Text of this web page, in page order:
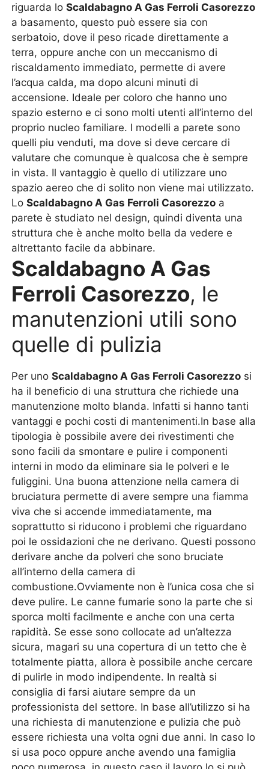
riguarda loScaldabagno A Gas Ferroli Casorezzo
a basamento, questo può essere sia con
serbatoio, dove il peso ricade direttamente a
terra, oppure anche con un meccanismo di
riscaldamento immediato, permette di avere
l’acqua calda, ma dopo alcuni minuti di
accensione. Ideale per coloro che hanno uno
spazio esterno e ci sono molti utenti all’interno del
proprio nucleo familiare. I modelli a parete sono
quelli piu venduti, ma dove si deve cercare di
valutare che comunque è qualcosa che è sempre
in vista. Il vantaggio è quello di utilizzare uno
spazio aereo che di solito non viene mai utilizzato.
LoScaldabagno A Gas Ferroli Casorezzo a
parete è studiato nel design, quindi diventa una
struttura che è anche molto bella da vedere e
altrettanto facile da abbinare.
Scaldabagno A Gas
Ferroli Casorezzo, le
manutenzioni utili sono
quelle di pulizia
Per unoScaldabagno A Gas Ferroli Casorezzo si
ha il beneficio di una struttura che richiede una
manutenzione molto blanda. Infatti si hanno tanti
vantaggi e pochi costi di mantenimenti.In base alla
tipologia è possibile avere dei rivestimenti che
sono facili da smontare e pulire i componenti
interni in modo da eliminare sia le polveri e le
fuliggini. Una buona attenzione nella camera di
bruciatura permette di avere sempre una fiamma
viva che si accende immediatamente, ma
soprattutto si riducono i problemi che riguardano
poi le ossidazioni che ne derivano. Questi possono
derivare anche da polveri che sono bruciate
all’interno della camera di
combustione.Ovviamente non è l’unica cosa che si
deve pulire. Le canne fumarie sono la parte che si
sporca molti facilmente e anche con una certa
rapidità. Se esse sono collocate ad un’altezza
sicura, magari su una copertura di un tetto che è
totalmente piatta, allora è possibile anche cercare
di pulirle in modo indipendente. In realtà si
consiglia di farsi aiutare sempre da un
professionista del settore. In base all’utilizzo si ha
una richiesta di manutenzione e pulizia che può
essere richiesta una volta ogni due anni. In caso lo
si usa poco oppure anche avendo una famiglia